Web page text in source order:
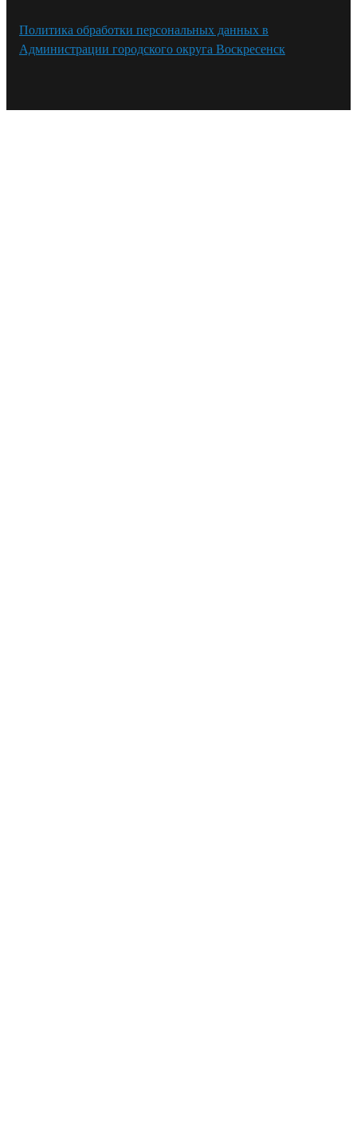
Политика обработки персональных данных в
Администрации городского округа Воскресенск